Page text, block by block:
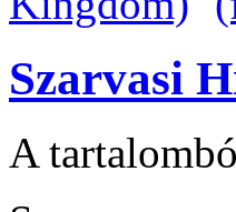
Szarvasi
A